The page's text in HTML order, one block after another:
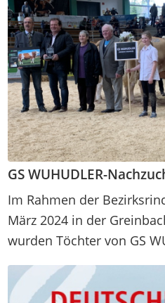
GS WUHUDLER-
Im Rahmen der
März 2024 in der
wurden Töchter von GS